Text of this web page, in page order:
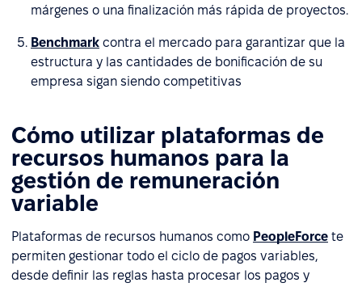
márgenes o una finalización más rápida de proyectos.
Benchmark contra el mercado para garantizar que la
estructura y las cantidades de bonificación de su
empresa sigan siendo competitivas
Cómo utilizar plataformas de
recursos humanos para la
gestión de remuneración
variable
Plataformas de recursos humanos como PeopleForce te
permiten gestionar todo el ciclo de pagos variables,
desde definir las reglas hasta procesar los pagos y